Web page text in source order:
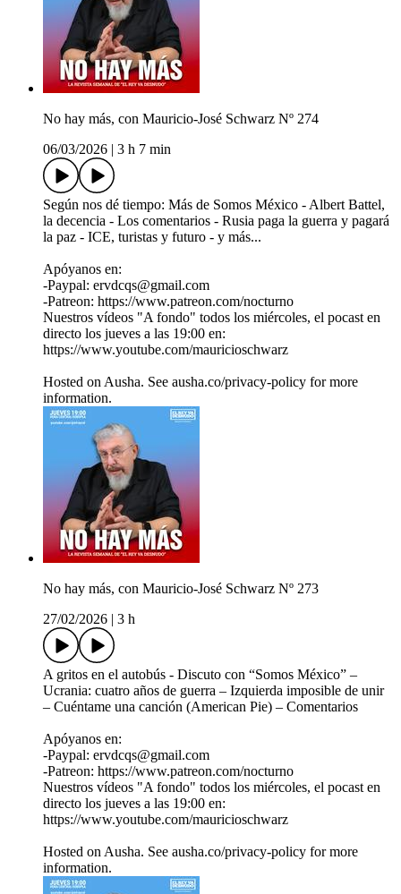
No hay más, con Mauricio-José Schwarz Nº 274
06/03/2026
3 h 7 min
Según nos dé tiempo: Más de Somos México - Albert Battel,
la decencia - Los comentarios - Rusia paga la guerra y pagará
la paz - ICE, turistas y futuro - y más...
Apóyanos en:
-Paypal: ervdcqs@gmail.com
-Patreon: https://www.patreon.com/nocturno
Nuestros vídeos "A fondo" todos los miércoles, el pocast en
directo los jueves a las 19:00 en:
https://www.youtube.com/mauricioschwarz
Hosted on Ausha. See ausha.co/privacy-policy for more
information.
No hay más, con Mauricio-José Schwarz Nº 273
27/02/2026
3 h
A gritos en el autobús - Discuto con “Somos México” –
Ucrania: cuatro años de guerra – Izquierda imposible de unir
– Cuéntame una canción (American Pie) – Comentarios
Apóyanos en:
-Paypal: ervdcqs@gmail.com
-Patreon: https://www.patreon.com/nocturno
Nuestros vídeos "A fondo" todos los miércoles, el pocast en
directo los jueves a las 19:00 en:
https://www.youtube.com/mauricioschwarz
Hosted on Ausha. See ausha.co/privacy-policy for more
information.